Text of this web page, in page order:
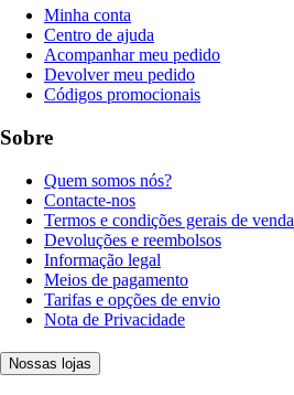
Minha conta
Centro de ajuda
Acompanhar meu pedido
Devolver meu pedido
Códigos promocionais
Sobre
Quem somos nós?
Contacte-nos
Termos e condições gerais de venda
Devoluções e reembolsos
Informação legal
Meios de pagamento
Tarifas e opções de envio
Nota de Privacidade
Nossas lojas